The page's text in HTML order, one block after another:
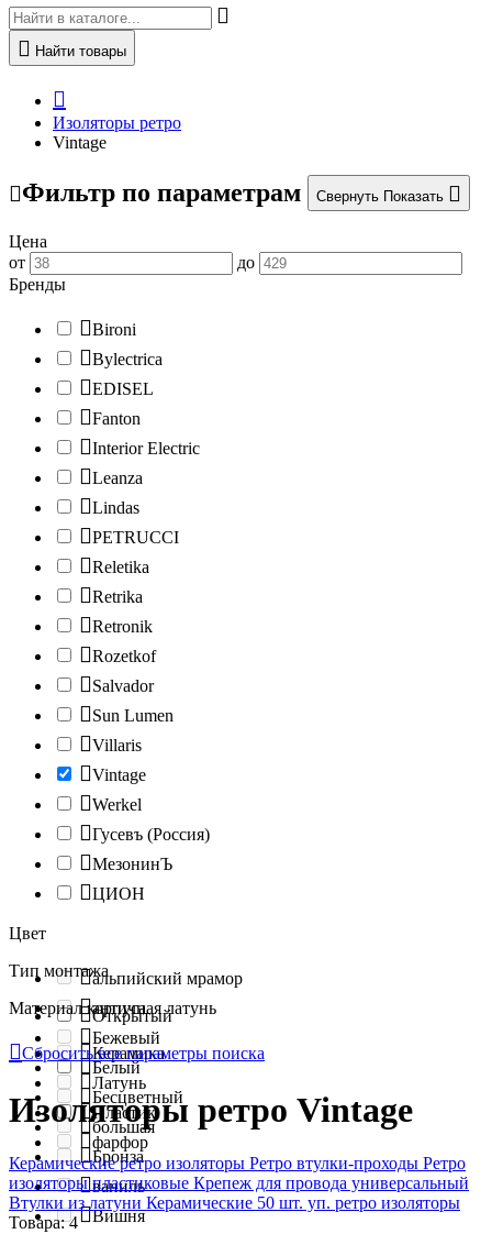
Найти товары
Изоляторы ретро
Vintage
Фильтр по параметрам Свернуть Показать
Цена
от
до
Бренды
Bironi
Bylectrica
EDISEL
Fanton
Interior Electric
Leanza
Lindas
PETRUCCI
Reletika
Retrika
Retronik
Rozetkof
Salvador
Sun Lumen
Villaris
Vintage
Werkel
Гусевъ (Россия)
МезонинЪ
ЦИОН
Цвет
альпийский мрамор
античная латунь
Бежевый
Белый
Бесцветный
большая
Бронза
ваниль
Вишня
Тип монтажа
Открытый
Материал корпуса
Керамика
Латунь
Пластик
фарфор
Сбросить все параметры поиска
Изоляторы ретро Vintage
Керамические ретро изоляторы Ретро втулки-проходы Ретро
изоляторы пластиковые Крепеж для провода универсальный
Втулки из латуни Керамические 50 шт. уп. ретро изоляторы
Товара: 4